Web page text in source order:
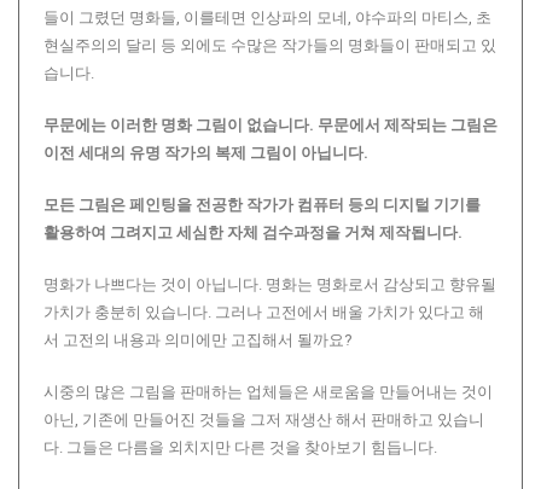
들이 그렸던 명화들, 이를테면 인상파의 모네, 야수파의 마티스, 초
현실주의의 달리 등 외에도 수많은 작가들의 명화들이 판매되고 있
습니다.
무문에는 이러한 명화 그림이 없습니다. 무문에서 제작되는 그림은
이전 세대의 유명 작가의 복제 그림이 아닙니다.
모든 그림은 페인팅을 전공한 작가가 컴퓨터 등의 디지털 기기를
활용하여 그려지고 세심한 자체 검수과정을 거쳐 제작됩니다.
명화가 나쁘다는 것이 아닙니다. 명화는 명화로서 감상되고 향유될
가치가 충분히 있습니다. 그러나 고전에서 배울 가치가 있다고 해
서 고전의 내용과 의미에만 고집해서 될까요?
시중의 많은 그림을 판매하는 업체들은 새로움을 만들어내는 것이
아닌, 기존에 만들어진 것들을 그저 재생산 해서 판매하고 있습니
다. 그들은 다름을 외치지만 다른 것을 찾아보기 힘듭니다.